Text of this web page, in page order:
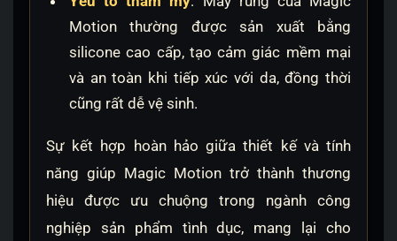
Motion thường được sản xuất bằng
silicone cao cấp, tạo cảm giác mềm mại
và an toàn khi tiếp xúc với da, đồng thời
cũng rất dễ vệ sinh.
Sự kết hợp hoàn hảo giữa thiết kế và tính
năng giúp Magic Motion trở thành thương
hiệu được ưu chuộng trong ngành công
nghiệp sản phẩm tình dục, mang lại cho